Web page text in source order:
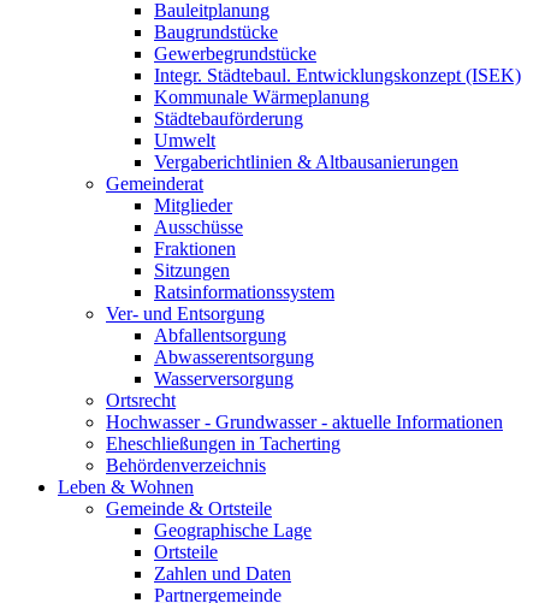
Bauleitplanung
Baugrundstücke
Gewerbegrundstücke
Integr. Städtebaul. Entwicklungskonzept (ISEK)
Kommunale Wärmeplanung
Städtebauförderung
Umwelt
Vergaberichtlinien & Altbausanierungen
Gemeinderat
Mitglieder
Ausschüsse
Fraktionen
Sitzungen
Ratsinformationssystem
Ver- und Entsorgung
Abfallentsorgung
Abwasserentsorgung
Wasserversorgung
Ortsrecht
Hochwasser - Grundwasser - aktuelle Informationen
Eheschließungen in Tacherting
Behördenverzeichnis
Leben & Wohnen
Gemeinde & Ortsteile
Geographische Lage
Ortsteile
Zahlen und Daten
Partnergemeinde